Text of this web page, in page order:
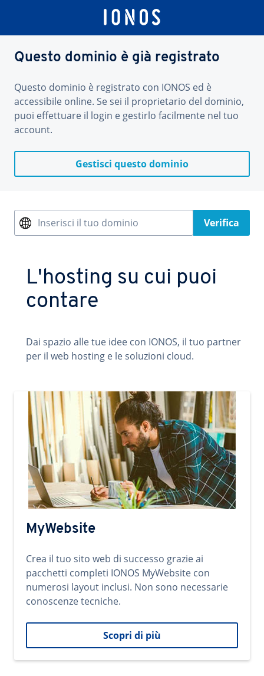
Questo dominio è già registrato
Questo dominio è registrato con IONOS ed è
accessibile online. Se sei il proprietario del dominio,
puoi effettuare il login e gestirlo facilmente nel tuo
account.
Gestisci questo dominio
Inserisci il tuo dominio Verifica
L'hosting su cui puoi
contare
Dai spazio alle tue idee con IONOS, il tuo partner
per il web hosting e le soluzioni cloud.
MyWebsite
Crea il tuo sito web di successo grazie ai
pacchetti completi IONOS MyWebsite con
numerosi layout inclusi. Non sono necessarie
conoscenze tecniche.
Scopri di più